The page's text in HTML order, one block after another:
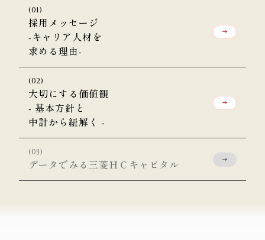
採用メッセージ
-キャリア人材を
求める理由-
大切にする価値観
- 基本方針と
中計から紐解く -
データでみる三菱ＨＣキャピタル